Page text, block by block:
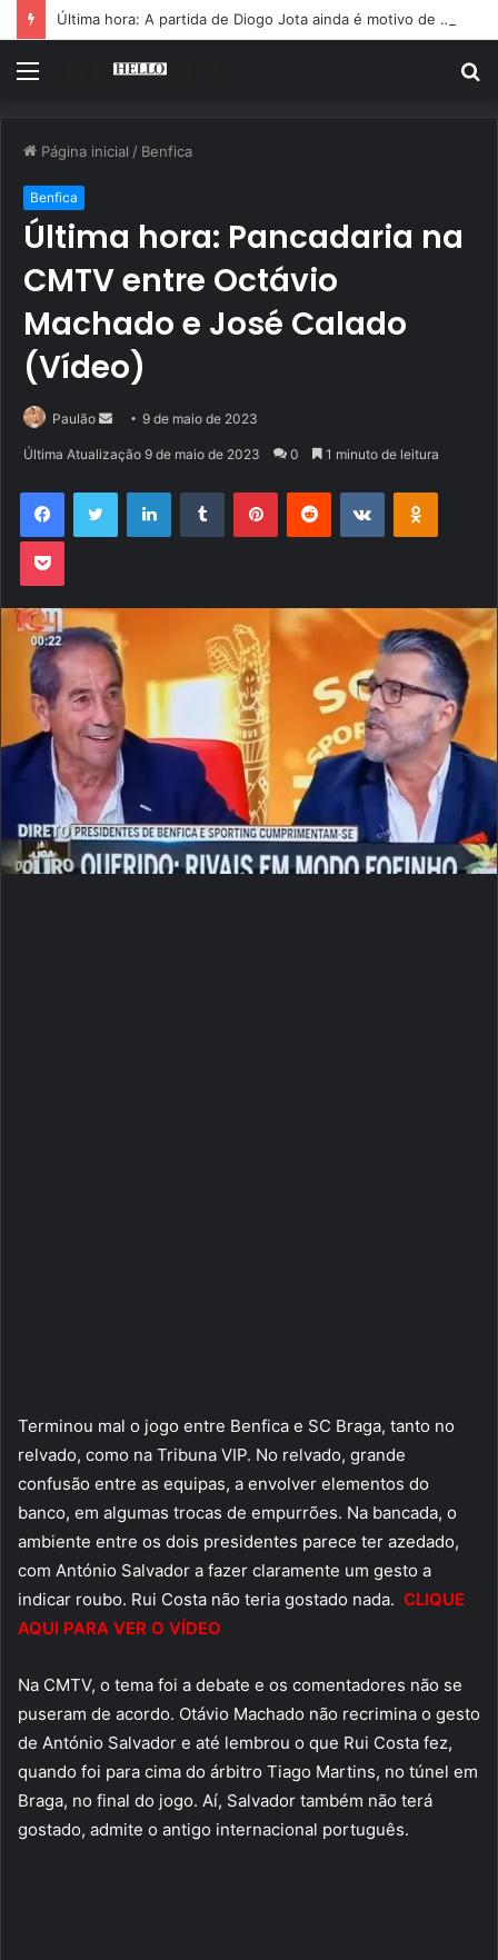
Última hora: A partida de Diogo Jota ainda é motivo de choro
Menu
Página inicial / Benfica
Benfica
Última hora: Pancadaria na
CMTV entre Octávio
Machado e José Calado
(Vídeo)
Paulão
Mande
mail
9 de maio de 2023
Última Atualização 9 de maio de 2023 0 1 minuto de leitura
FacebookTwitter LinkedinTumblr PinterestReddit VK OK
Pocket
Terminou mal o jogo entre Benfica e SC Braga, tanto no
relvado, como na Tribuna VIP. No relvado, grande
confusão entre as equipas, a envolver elementos do
banco, em algumas trocas de empurrões. Na bancada, o
ambiente entre os dois presidentes parece ter azedado,
com António Salvador a fazer claramente um gesto a
indicar roubo. Rui Costa não teria gostado nada. CLIQUE
AQUI PARA VER O VÍDEO
Na CMTV, o tema foi a debate e os comentadores não se
puseram de acordo. Otávio Machado não recrimina o gesto
de António Salvador e até lembrou o que Rui Costa fez,
quando foi para cima do árbitro Tiago Martins, no túnel em
Braga, no final do jogo. Aí, Salvador também não terá
gostado, admite o antigo internacional português.